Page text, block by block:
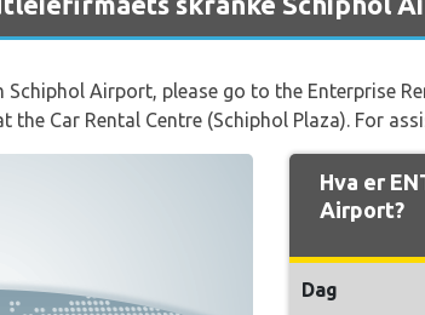
Airport, please go to the Enterprise
Car Rental Centre (Schiphol Plaza). For
Hva er
Airport?
Dag